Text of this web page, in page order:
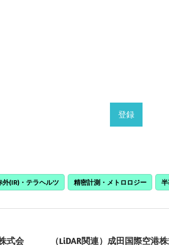
外(IR)・テラヘルツ 精密計測・メトロロジー
式会
（LiDAR関連）成田国際空港